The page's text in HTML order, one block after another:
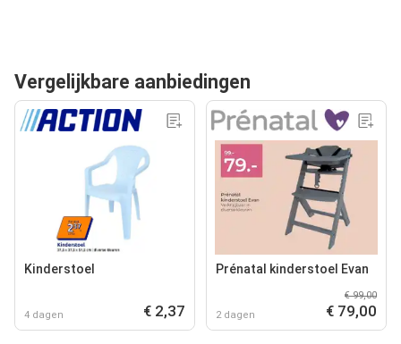
Vergelijkbare aanbiedingen
Kinderstoel
4 dagen € 2,37
Prénatal kinderstoel Evan
2 dagen
€ 99,00
€ 79,00